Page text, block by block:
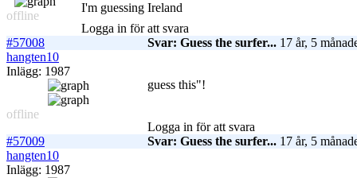
offline
I'm guessing Ireland
Logga in för att svara
#57008
Svar: Guess the surfer... 17 år, 5
hangten10
Inlägg: 1987
offline
guess this"!
Logga in för att svara
#57009
Svar: Guess the surfer... 17 år, 5
hangten10
Inlägg: 1987